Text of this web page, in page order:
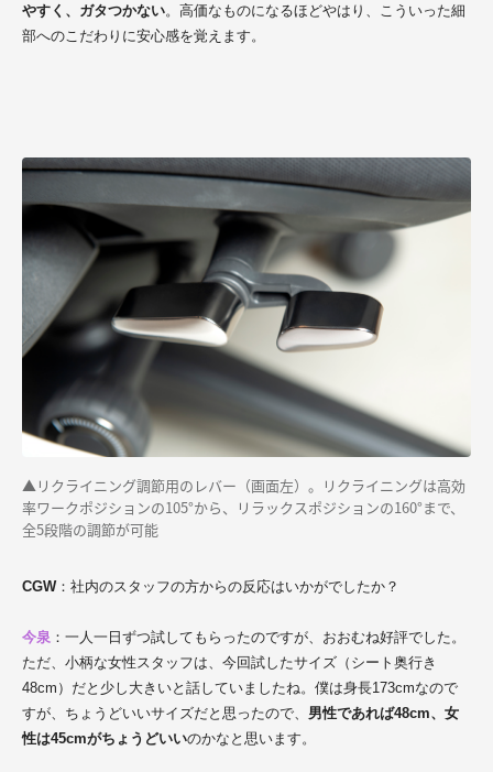
やすく、ガタつかない。高価なものになるほどやはり、こういった細
部へのこだわりに安心感を覚えます。
▲リクライニング調節用のレバー（画面左）。リクライニングは高効
率ワークポジションの105°から、リラックスポジションの160°まで、
全5段階の調節が可能
CGW：社内のスタッフの方からの反応はいかがでしたか？
今泉 ：一人一日ずつ試してもらったのですが、おおむね好評でした。
ただ、小柄な女性スタッフは、今回試したサイズ（シート奥行き
48cm）だと少し大きいと話していましたね。僕は身長173cmなので
すが、ちょうどいいサイズだと思ったので、 男性であれば48cm、女
性は45cmがちょうどいいのかなと思います。